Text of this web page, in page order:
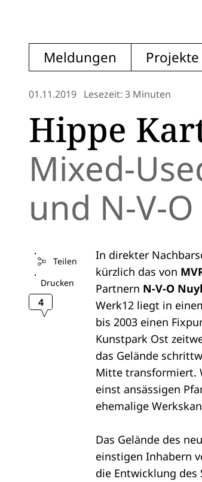
Meldungen Projekte
01.11.2019 Lesezeit: 3 Minuten
Hippe
Mixed-
und N-V-O
Teilen
Drucken
4
In direkter
kürzlich das von
Partnern N-V-O
Werk12 liegt in
bis 2003 einen
Kunstpark Ost
das Gelände
Mitte transformiert.
einst ansässigen
ehemalige
Das Gelände des
einstigen Inhabern
die Entwicklung